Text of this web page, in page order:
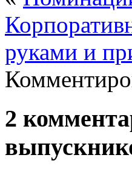
руками и
2